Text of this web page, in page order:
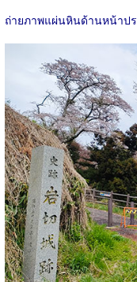
ถ่ายภาพแผ่นหินด้านหน้าป